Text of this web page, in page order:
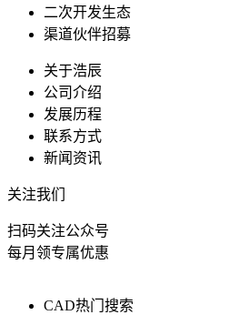
二次开发生态
渠道伙伴招募
关于浩辰
公司介绍
发展历程
联系方式
新闻资讯
关注我们
扫码关注公众号
每月领专属优惠
CAD热门搜索